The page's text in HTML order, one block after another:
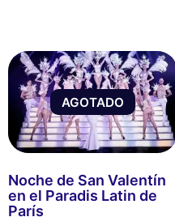
AGOTADO
Noche de San Valentín
en el Paradis Latin de
París